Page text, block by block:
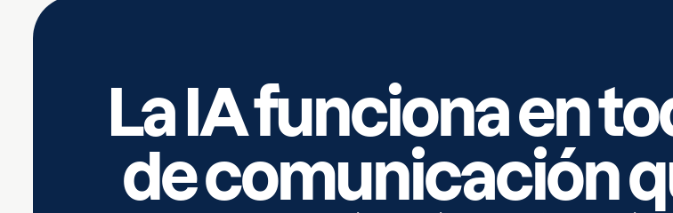
La IA funciona en
de comunicación